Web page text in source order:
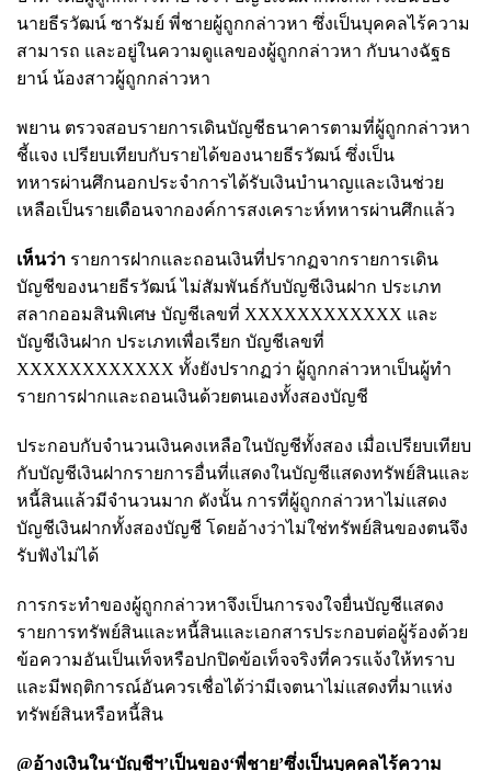
นายธีรวัฒน์ ซารัมย์ พี่ชายผู้ถูกกล่าวหา ซึ่งเป็นบุคคลไร้ความ
สามารถ และอยู่ในความดูแลของผู้ถูกกล่าวหา กับนางฉัฐธ
ยาน์ น้องสาวผู้ถูกกล่าวหา
พยาน ตรวจสอบรายการเดินบัญชีธนาคารตามที่ผู้ถูกกล่าวหา
ชี้แจง เปรียบเทียบกับรายได้ของนายธีรวัฒน์ ซึ่งเป็น
ทหารผ่านศึกนอกประจำการได้รับเงินบำนาญและเงินช่วย
เหลือเป็นรายเดือนจากองค์การสงเคราะห์ทหารผ่านศึกแล้ว
เห็นว่า รายการฝากและถอนเงินที่ปรากฏจากรายการเดิน
บัญชีของนายธีรวัฒน์ ไม่สัมพันธ์กับบัญชีเงินฝาก ประเภท
สลากออมสินพิเศษ บัญชีเลขที่ XXXXXXXXXXXX และ
บัญชีเงินฝาก ประเภทเพื่อเรียก บัญชีเลขที่
XXXXXXXXXXXX ทั้งยังปรากฏว่า ผู้ถูกกล่าวหาเป็นผู้ทำ
รายการฝากและถอนเงินด้วยตนเองทั้งสองบัญชี
ประกอบกับจำนวนเงินคงเหลือในบัญชีทั้งสอง เมื่อเปรียบเทียบ
กับบัญชีเงินฝากรายการอื่นที่แสดงในบัญชีแสดงทรัพย์สินและ
หนี้สินแล้วมีจำนวนมาก ดังนั้น การที่ผู้ถูกกล่าวหาไม่แสดง
บัญชีเงินฝากทั้งสองบัญชี โดยอ้างว่าไม่ใช่ทรัพย์สินของตนจึง
รับฟังไม่ได้
การกระทำของผู้ถูกกล่าวหาจึงเป็นการจงใจยื่นบัญชีแสดง
รายการทรัพย์สินและหนี้สินและเอกสารประกอบต่อผู้ร้องด้วย
ข้อความอันเป็นเท็จหรือปกปิดข้อเท็จจริงที่ควรแจ้งให้ทราบ
และมีพฤติการณ์อันควรเชื่อได้ว่ามีเจตนาไม่แสดงที่มาแห่ง
ทรัพย์สินหรือหนี้สิน
@อ้างเงินใน‘บัญชีฯ’เป็นของ‘พี่ชาย’ซึ่งเป็นบุคคลไร้ความ